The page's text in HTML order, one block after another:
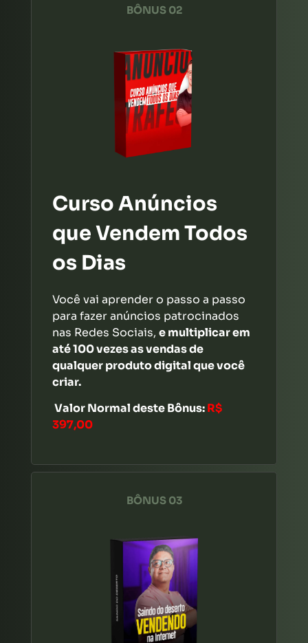
BÔNUS 02
Curso Anúncios
que Vendem Todos
os Dias
Você vai aprender o passo a passo
para fazer anúncios patrocinados
nas Redes Sociais, e multiplicar em
até 100 vezes as vendas de
qualquer produto digital que você
criar.
Valor Normal deste Bônus:R$
397,00
BÔNUS 03